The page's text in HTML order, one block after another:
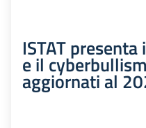
ISTAT
e il
aggiornati al